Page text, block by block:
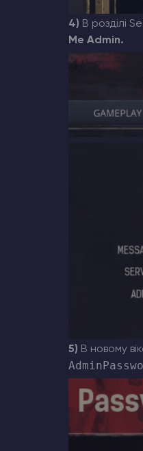
4) В розділі
Me Admin.
5) В новому